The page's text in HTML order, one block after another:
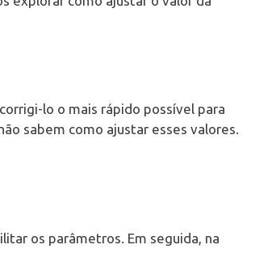
lo o mais rápido possível para
sabem como ajustar esses valores.
os parâmetros. Em seguida, na